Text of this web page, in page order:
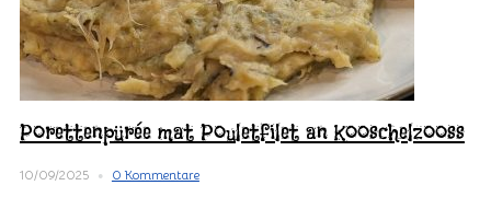
Porettenpürée mat Pouletfilet an Kooschelzooss
10/09/2025 0 Kommentare